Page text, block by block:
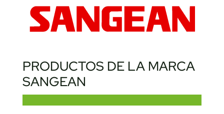
PRODUCTOS DE LA MARCA
SANGEAN